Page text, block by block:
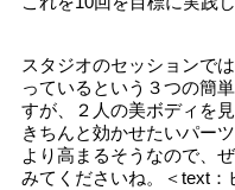
スタジオのセッションで
っているという３つの簡
すが、２人の美ボディを
きちんと効かせたいパー
より高まるそうなので、
みてくださいね。＜text：